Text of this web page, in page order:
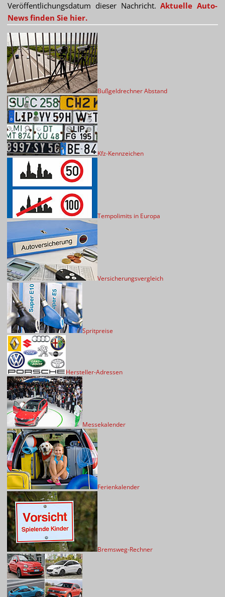
Veröffentlichungsdatum dieser Nachricht.Aktuelle Auto-
News finden Sie hier.
Bußgeldrechner Abstand
Kfz-Kennzeichen
Tempolimits in Europa
Versicherungsvergleich
Spritpreise
Hersteller-Adressen
Messekalender
Ferienkalender
Bremsweg-Rechner